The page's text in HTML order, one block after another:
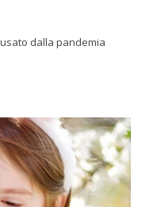
dalla pandemia